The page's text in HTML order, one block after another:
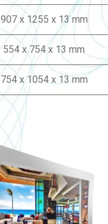
907 x 1255 x 13 mm
554 x 754 x 13 mm
754 x 1054 x 13 mm